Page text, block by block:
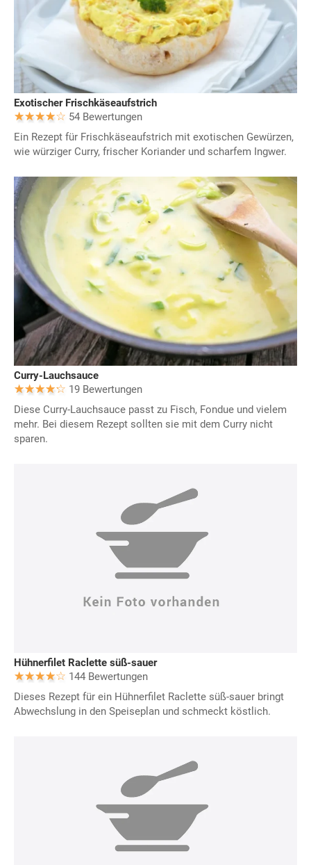
Exotischer Frischkäseaufstrich
54 Bewertungen
Ein Rezept für Frischkäseaufstrich mit exotischen Gewürzen,
wie würziger Curry, frischer Koriander und scharfem Ingwer.
Curry-Lauchsauce
19 Bewertungen
Diese Curry-Lauchsauce passt zu Fisch, Fondue und vielem
mehr. Bei diesem Rezept sollten sie mit dem Curry nicht
sparen.
Hühnerfilet Raclette süß-sauer
144 Bewertungen
Dieses Rezept für ein Hühnerfilet Raclette süß-sauer bringt
Abwechslung in den Speiseplan und schmeckt köstlich.